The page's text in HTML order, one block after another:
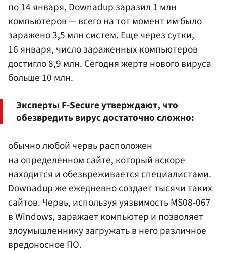
по 14 января, Downadup заразил 1 млн
компьютеров — всего на тот момент им было
заражено 3,5 млн систем. Еще через сутки,
16 января, число зараженных компьютеров
достигло 8,9 млн. Сегодня жертв нового вируса
больше 10 млн.
Эксперты F-Secure утверждают, что
обезвредить вирус достаточно сложно:
обычно любой червь расположен
на определенном сайте, который вскоре
находится и обезвреживается специалистами.
Downadup же ежедневно создает тысячи таких
сайтов. Червь, используя уязвимость MS08-067
в Windows, заражает компьютер и позволяет
злоумышленнику загружать в него различное
вредоносное ПО.